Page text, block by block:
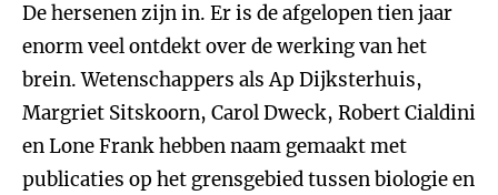
De hersenen zijn in. Er is de afgelopen tien jaar
enorm veel ontdekt over de werking van het
brein. Wetenschappers als Ap Dijksterhuis,
Margriet Sitskoorn, Carol Dweck, Robert Cialdini
en Lone Frank hebben naam gemaakt met
publicaties op het grensgebied tussen biologie en